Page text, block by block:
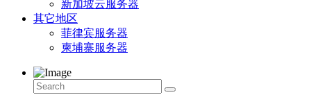
新加坡云服务器
其它地区
菲律宾服务器
柬埔寨服务器